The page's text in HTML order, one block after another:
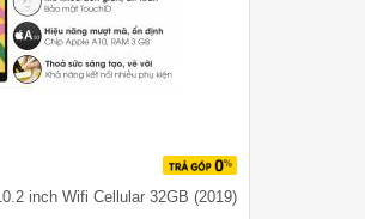
inch Wifi Cellular 32GB (2019)